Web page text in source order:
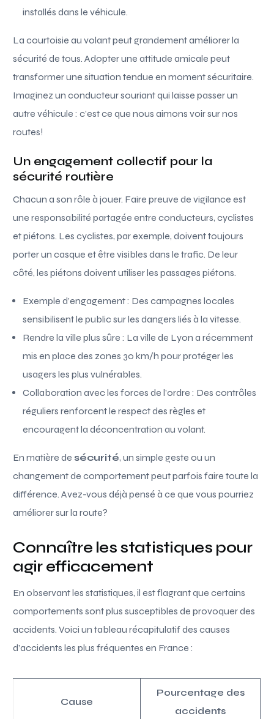
installés dans le véhicule.
La courtoisie au volant peut grandement améliorer la
sécurité de tous. Adopter une attitude amicale peut
transformer une situation tendue en moment sécuritaire.
Imaginez un conducteur souriant qui laisse passer un
autre véhicule : c’est ce que nous aimons voir sur nos
routes!
Un engagement collectif pour la
sécurité routière
Chacun a son rôle à jouer. Faire preuve de vigilance est
une responsabilité partagée entre conducteurs, cyclistes
et piétons. Les cyclistes, par exemple, doivent toujours
porter un casque et être visibles dans le trafic. De leur
côté, les piétons doivent utiliser les passages piétons.
Exemple d’engagement : Des campagnes locales
sensibilisent le public sur les dangers liés à la vitesse.
Rendre la ville plus sûre : La ville de Lyon a récemment
mis en place des zones 30 km/h pour protéger les
usagers les plus vulnérables.
Collaboration avec les forces de l’ordre : Des contrôles
réguliers renforcent le respect des règles et
encouragent la déconcentration au volant.
En matière de sécurité, un simple geste ou un
changement de comportement peut parfois faire toute la
différence. Avez-vous déjà pensé à ce que vous pourriez
améliorer sur la route?
Connaître les statistiques pour
agir efficacement
En observant les statistiques, il est flagrant que certains
comportements sont plus susceptibles de provoquer des
accidents. Voici un tableau récapitulatif des causes
d’accidents les plus fréquentes en France :
Cause
Pourcentage des
accidents